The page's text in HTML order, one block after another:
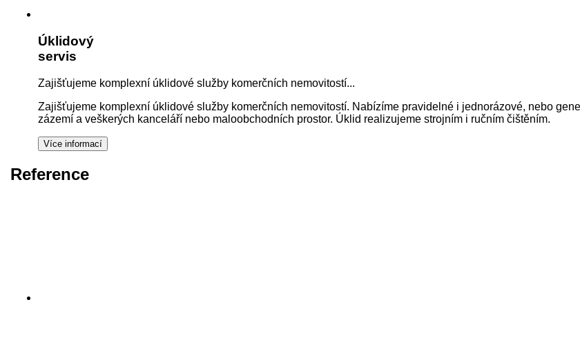
Úklidový
servis
Zajišťujeme komplexní úklidové služby komerčních nemovitostí...
Zajišťujeme komplexní úklidové služby komerčních nemovitostí. Nabízíme pravidelné i jednorázové, nebo
zázemí a veškerých kanceláří nebo maloobchodních prostor. Úklid realizujeme strojním i ručním čištěním.
Reference